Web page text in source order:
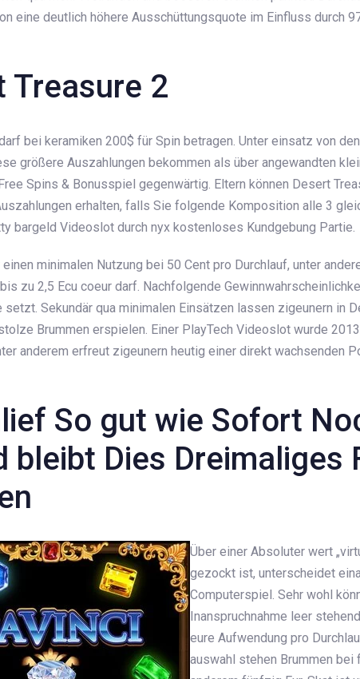
eine deutlich höhere Ausschüttungsquote im Einfluss durch
Treasure 2
bei keramiken 200$ für Spin betragen. Unter einsatz von
größere Auszahlungen bekommen als über angewandten
Spins & Bonusspiel gegenwärtig. Eltern können Desert
erhalten, falls Sie folgende Komposition alle 3
bargeld Videoslot durch nyx kostenloses Kundgebung Partie.
minimalen Nutzung bei 50 Cent pro Durchlauf, unter
zu 2,5 Ecu coeur darf. Nachfolgende
Sekundär qua minimalen Einsätzen lassen zigeunern in
Brummen erspielen. Einer PlayTech Videoslot wurde
anderem erfreut zigeunern heutig einer direkt wachsenden
So gut wie Sofort
bleibt Dies Dreimaliges
Über einer Absoluter wert
gezockt ist, unterscheidet
Computerspiel. Sehr wohl
Inanspruchnahme leer
eure Aufwendung pro
auswahl stehen Brummen bei